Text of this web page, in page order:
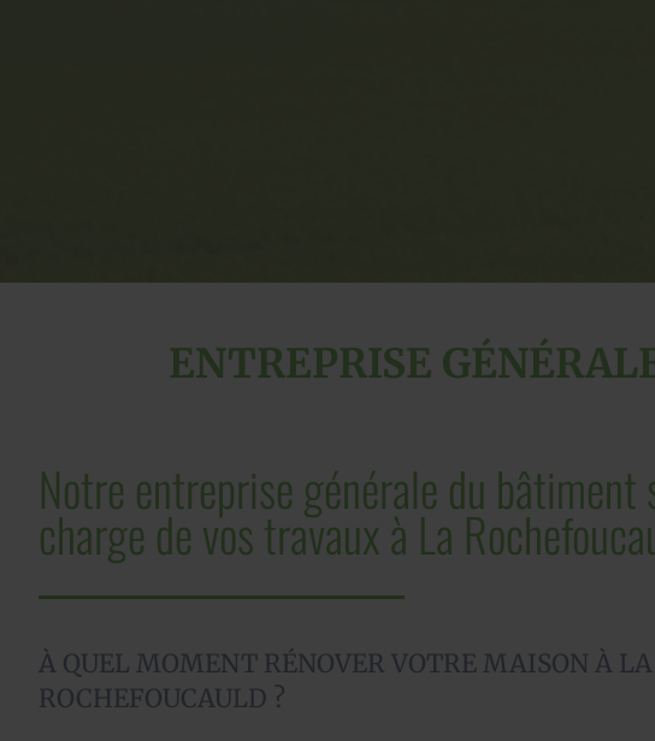
ENTREPRISE
Notre entreprise générale du bâtiment
charge de vos travaux à La
À QUEL MOMENT RÉNOVER VOTRE MAISON À LA
ROCHEFOUCAULD ?